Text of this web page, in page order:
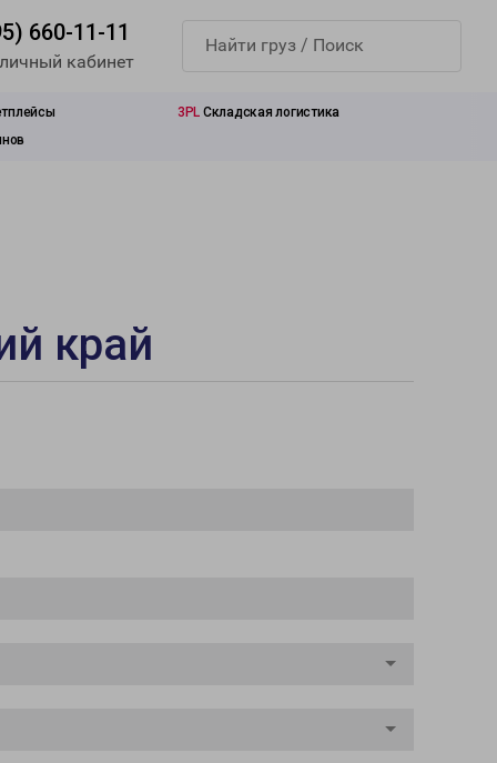
660-11-11
кабинет
3PL Складская логистика
край